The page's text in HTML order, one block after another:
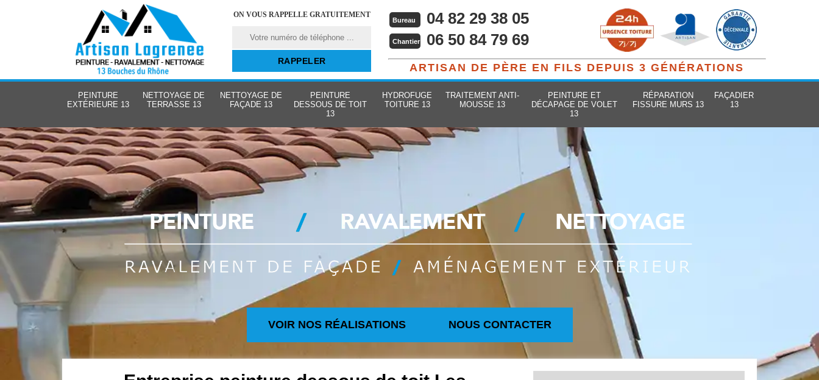
ON VOUS RAPPELLE GRATUITEMENT
Bureau 04 82 29 38 05
Chantier 06 50 84 79 69
ARTISAN DE PÈRE EN FILS DEPUIS 3 GÉNÉRATIONS
PEINTURE
EXTÉRIEURE 13
NETTOYAGE DE
TERRASSE 13
NETTOYAGE DE
FAÇADE 13
PEINTURE
DESSOUS DE TOIT
13
HYDROFUGE
TOITURE 13
TRAITEMENT ANTI-
MOUSSE 13
PEINTURE ET
DÉCAPAGE DE VOLET
13
RÉPARATION
FISSURE MURS 13
FAÇADIER
13
VOIR NOS RÉALISATIONS NOUS CONTACTER